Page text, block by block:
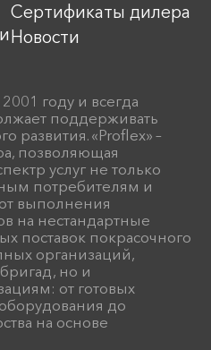
Сертификаты дилера
Новости
году и всегда
поддерживать
развития. «Proflex» –
позволяющая
услуг не только
потребителям и
выполнения
на нестандартные
поставок покрасочного
организаций,
но и
от готовых
до
на основе